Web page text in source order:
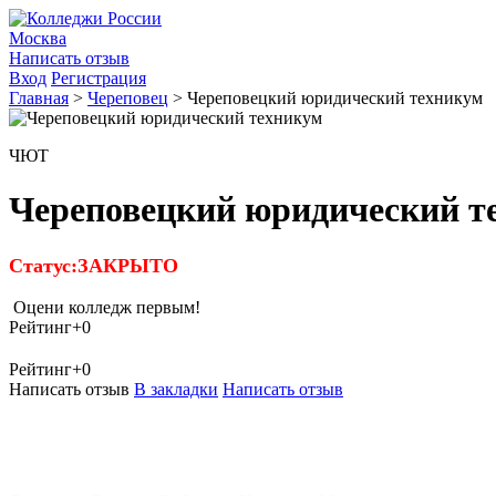
Москва
Написать отзыв
Вход Регистрация
Главная > Череповец > Череповецкий юридический техникум
ЧЮТ
Череповецкий юридический
Статус:ЗАКРЫТО
Оцени колледж первым!
Рейтинг+0
Рейтинг+0
Написать отзыв В закладки Написать отзыв